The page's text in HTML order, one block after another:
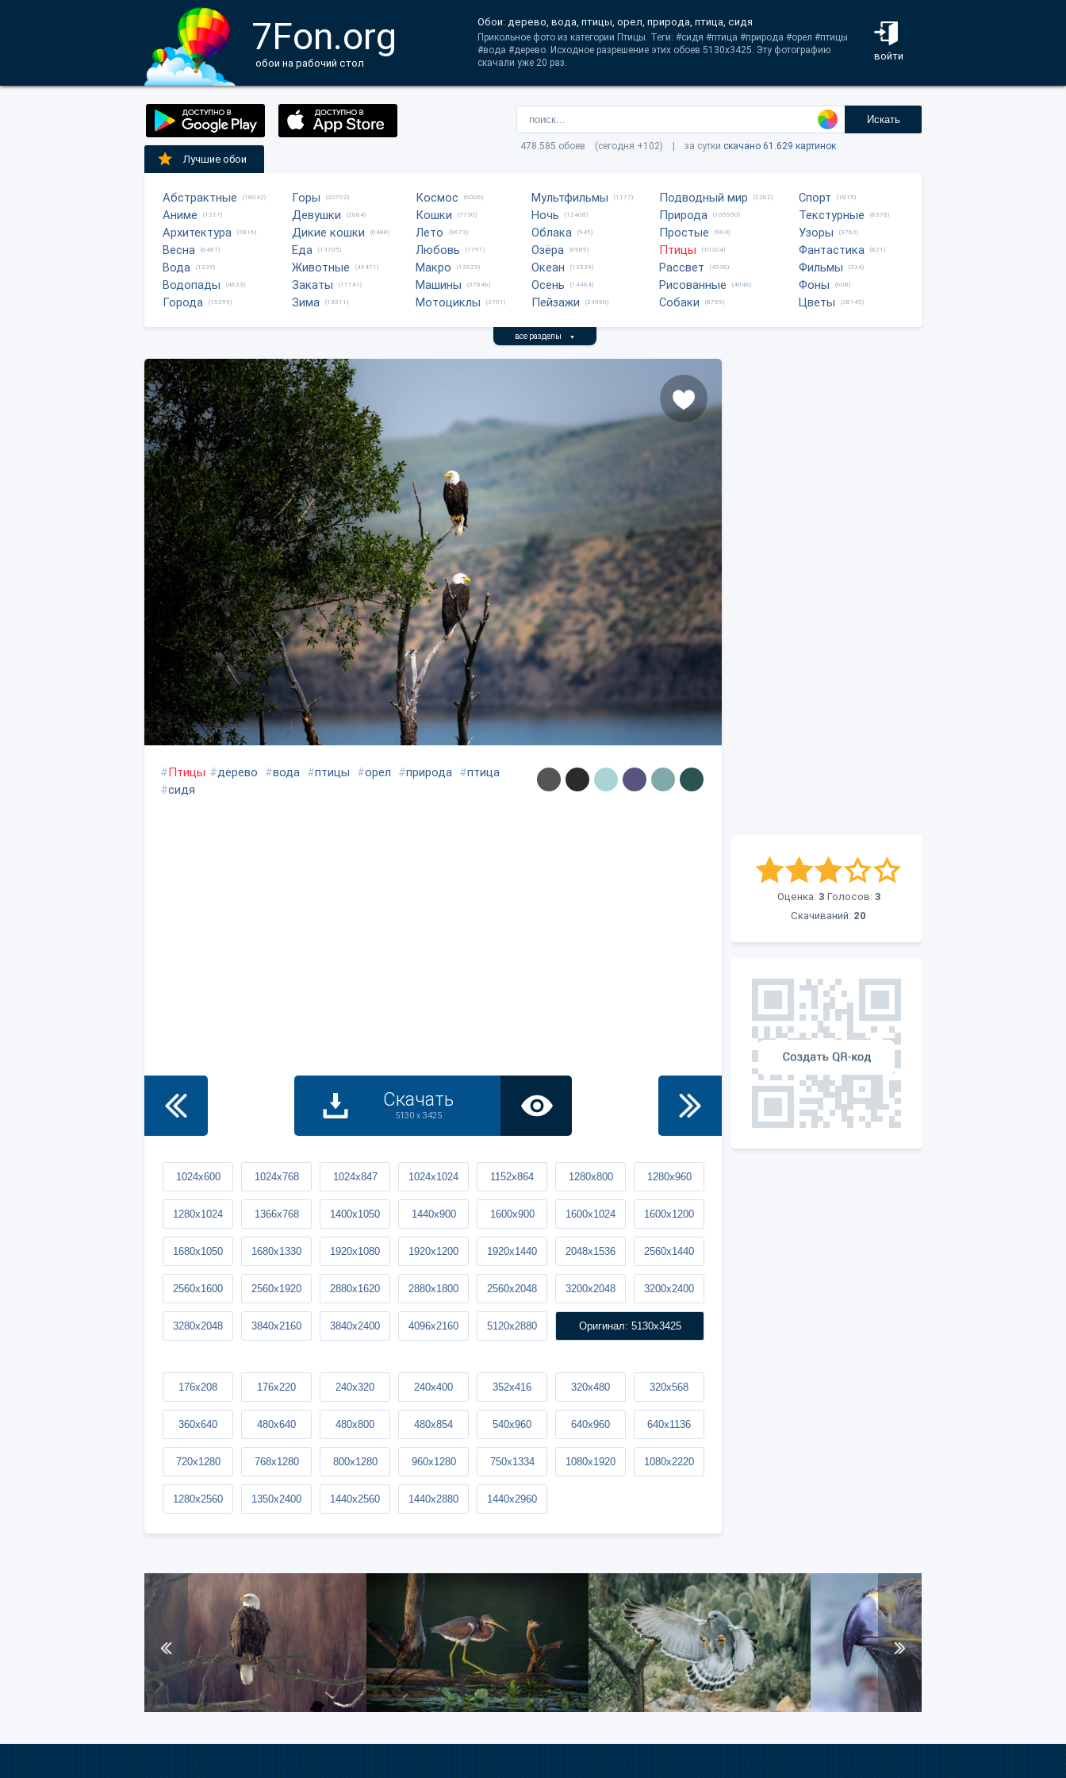
7Fon.org
обои на рабочий стол
войти
Обои: дерево, вода, птицы, орел, природа, птица, сидя
Прикольное фото из категории Птицы. Теги: #сидя #птица #природа #орел #птицы
#вода #дерево. Исходное разрешение этих обоев 5130x3425. Эту фотографию
скачали уже 20 раз.
Искать
478.585 обоев (сегодня +102) | за сутки скачано 61.629 картинок
Лучшие обои
Абстрактные (18042)
Аниме (1217)
Архитектура (2816)
Весна (6481)
Вода (1335)
Водопады (4623)
Города (15295)
Горы (20702)
Девушки (2684)
Дикие кошки (6488)
Еда (13705)
Животные (49471)
Закаты (17741)
Зима (13511)
Космос (6006)
Кошки (7730)
Лето (9673)
Любовь (1791)
Макро (12625)
Машины (37846)
Мотоциклы (3701)
Мультфильмы (1177)
Ночь (12408)
Облака (945)
Озёра (6989)
Океан (13539)
Осень (14464)
Пейзажи (24590)
Подводный мир (2282)
Природа (105950)
Простые (904)
Птицы (10204)
Рассвет (4538)
Рисованные (4046)
Собаки (8759)
Спорт (1815)
Текстурные (6378)
Узоры (3762)
Фантастика (821)
Фильмы (334)
Фоны (608)
Цветы (28145)
все разделы ▼
Оценка: 3 Голосов: 3
Скачиваний: 20
#Птицы #дерево #вода #птицы #орел #природа #птица
#сидя
Скачать
5130 x 3425
1024x600 1024x768 1024x847 1024x1024 1152x864 1280x800 1280x960
1280x1024 1366x768 1400x1050 1440x900 1600x900 1600x1024 1600x1200
1680x1050 1680x1330 1920x1080 1920x1200 1920x1440 2048x1536 2560x1440
2560x1600 2560x1920 2880x1620 2880x1800 2560x2048 3200x2048 3200x2400
3280x2048 3840x2160 3840x2400 4096x2160 5120x2880 Оригинал: 5130x3425
176x208 176x220 240x320 240x400 352x416 320x480 320x568
360x640 480x640 480x800 480x854 540x960 640x960 640x1136
720x1280 768x1280 800x1280 960x1280 750x1334 1080x1920 1080x2220
1280x2560 1350x2400 1440x2560 1440x2880 1440x2960